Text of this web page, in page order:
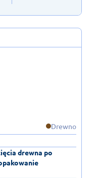
Drewno
drewna po